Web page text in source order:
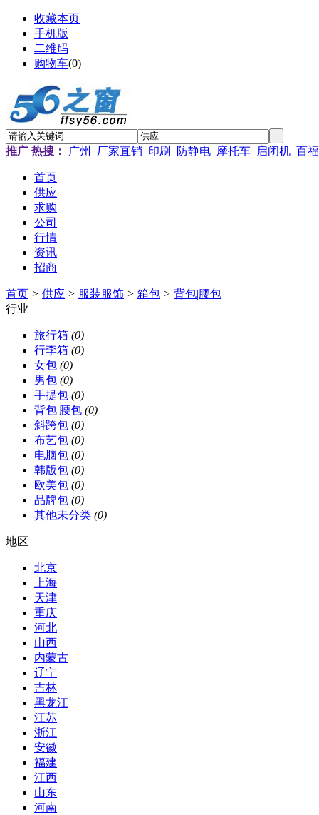
收藏本页
手机版
二维码
购物车(0)
推广 热搜： 广州 厂家直销 印刷 防静电 摩托车 启闭机 百福
首页
供应
求购
公司
行情
资讯
招商
首页 > 供应 > 服装服饰 > 箱包 > 背包|腰包
行业
旅行箱 (0)
行李箱 (0)
女包 (0)
男包 (0)
手提包 (0)
背包|腰包 (0)
斜跨包 (0)
布艺包 (0)
电脑包 (0)
韩版包 (0)
欧美包 (0)
品牌包 (0)
其他未分类 (0)
地区
北京
上海
天津
重庆
河北
山西
内蒙古
辽宁
吉林
黑龙江
江苏
浙江
安徽
福建
江西
山东
河南